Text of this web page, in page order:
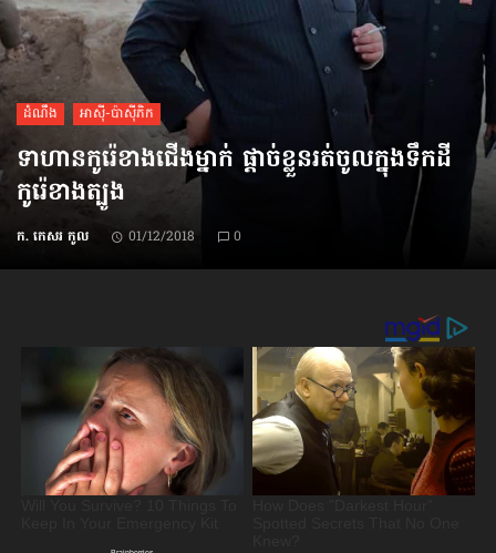
ដំណឹង អាស៊ី-ប៉ាស៊ីភិក
ទាហាន​កូរ៉េខាងជើង​ម្នាក់ ផ្ដាច់​ខ្លួនរត់​ចូល​ក្នុង​ទឹកដី​
កូរ៉េ​ខាង​ត្បូង
ក. កេសរ កូល 01/12/2018 0